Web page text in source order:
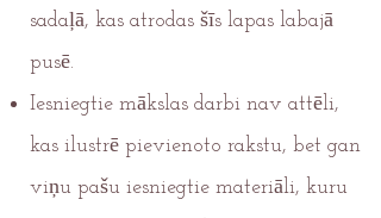
sadaļā, kas atrodas šīs lapas labajā
pusē.
Iesniegtie mākslas darbi nav attēli,
kas ilustrē pievienoto rakstu, bet gan
viņu pašu iesniegtie materiāli, kuru